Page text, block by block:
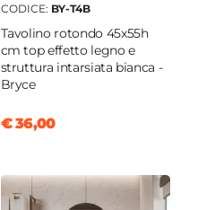
CODICE: BY-T4B
Tavolino rotondo 45x55h
cm top effetto legno e
struttura intarsiata bianca -
Bryce
€ 36,00